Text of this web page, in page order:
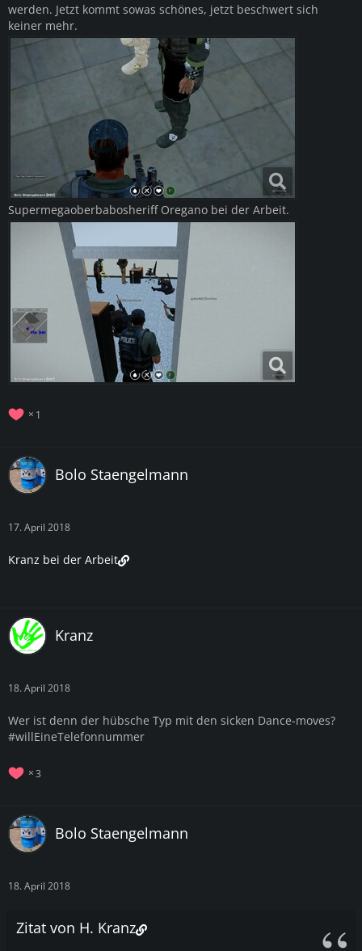
werden. Jetzt kommt sowas schönes, jetzt beschwert sich
keiner mehr.
Supermegaoberbabosheriff Oregano bei der Arbeit.
1
Bolo Staengelmann
17. April 2018
Kranz bei der Arbeit
Kranz
18. April 2018
Wer ist denn der hübsche Typ mit den sicken Dance-moves?
#willEineTelefonnummer
3
Bolo Staengelmann
18. April 2018
Zitat von H. Kranz